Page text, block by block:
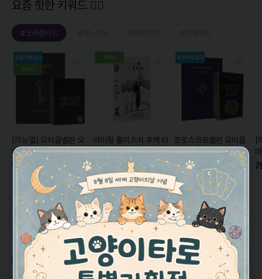
드
요즘 핫한 키워드 ❤‍🔥
#오라클카드
[리뉴얼] 오라클벨린 오
라클카드Oracle
Belline
[풀컬러한글해설
서+주머니증정]
59,000원
아이칭 홀리츠카 주역 타
로카드/ 64괘I-Ching
Holitzka[공식한글해설
서포함+주머니증정]
29,000원
10%26,000원
호로스코프벨린 오라클
카드Horoscope
Belline
[미니 한글해설
서+풀컬러 가이드북 증
정]
40,000원
3%39,000원
[
베스트 리뷰 모음 💜 더보기